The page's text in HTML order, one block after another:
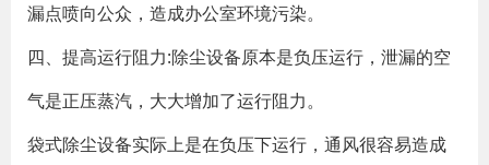
漏点喷向公众，造成办公室环境污染。
四、提高运行阻力:除尘设备原本是负压运行，泄漏的空
气是正压蒸汽，大大增加了运行阻力。
袋式除尘设备实际上是在负压下运行，通风很容易造成